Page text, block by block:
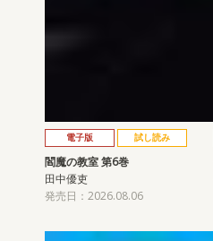
電子版 試し読み
閻魔の教室 第6巻
田中優吏
発売日：2026.08.06